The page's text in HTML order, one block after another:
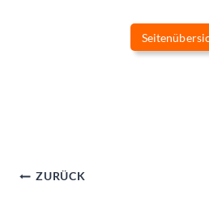
Beitragsnavigation
ZURÜCK